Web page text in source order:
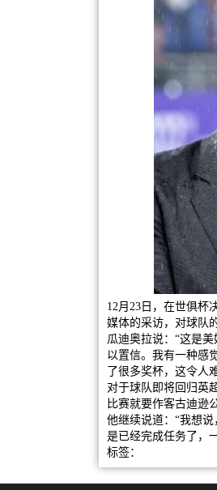
12月23日，在世俱杯
媒体的采访，对球队
瓜迪奥拉说：“这是
以置信。我有一种感
了很多奖杯，这令人
对于球队即将回归英
比赛就要作客古迪逊
他继续说道：“我想
是已经完成任务了，
标签：